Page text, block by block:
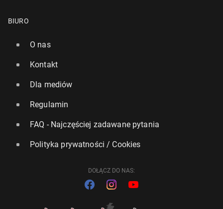
BIURO
O nas
Kontakt
Dla mediów
Regulamin
FAQ - Najczęściej zadawane pytania
Polityka prywatności / Cookies
DOŁĄCZ DO NAS: